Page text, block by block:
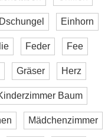
Dschungel Einhorn
Feder Fee
Gräser Herz
Baum
Mädchenzimmer